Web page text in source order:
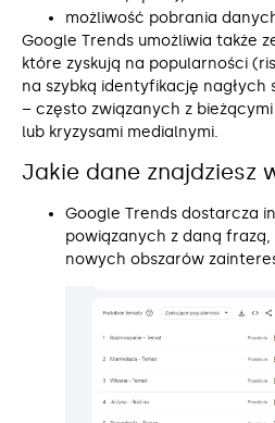
możliwość pobrania
Google Trends umożliwia także
które zyskują na popularności
na szybką identyfikację nagłych
– często związanych z
lub kryzysami medialnymi.
Jakie dane znajdziesz
Google Trends dostarcza
powiązanych z daną
nowych obszarów